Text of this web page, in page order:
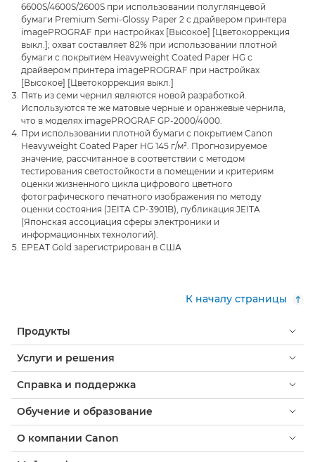
6600S/4600S/2600S при использовании полуглянцевой
бумаги Premium Semi-Glossy Paper 2 с драйвером принтера
imagePROGRAF при настройках [Высокое] [Цветокоррекция
выкл.]; охват составляет 82% при использовании плотной
бумаги с покрытием Heavyweight Coated Paper HG с
драйвером принтера imagePROGRAF при настройках
[Высокое] [Цветокоррекция выкл.]
Пять из семи чернил являются новой разработкой.
Используются те же матовые черные и оранжевые чернила,
что в моделях imagePROGRAF GP-2000/4000.
При использовании плотной бумаги с покрытием Canon
Heavyweight Coated Paper HG 145 г/м². Прогнозируемое
значение, рассчитанное в соответствии с методом
тестирования светостойкости в помещении и критериям
оценки жизненного цикла цифрового цветного
фотографического печатного изображения по методу
оценки состояния (JEITA CP-3901B), публикация JEITA
(Японская ассоциация сферы электроники и
информационных технологий).
EPEAT Gold зарегистрирован в США
К началу страницы
Продукты
Услуги и решения
Справка и поддержка
Обучение и образование
О компании Canon